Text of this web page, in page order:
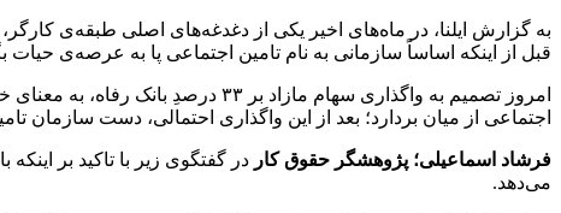
به گزارش ایلنا، در ماه‌های اخیر یکی از دغدغه‌های اصلی طبقه‌ی
قبل از اینکه اساساً سازمانی به نام تامین اجتماعی پا به عرصه‌ی حیات
امروز تصمیم به واگذاری سهام
اجتماعی از میان بردارد؛ بعد از این واگذاری احتمالی، دست
فرشاد اسماعیلی؛ پژوهشگر حقوق کار
می‌دهد.